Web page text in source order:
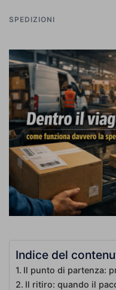
SPEDIZIONI
Indice del
Il punto di partenza:
Il ritiro: quando il